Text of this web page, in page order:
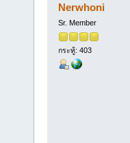
Nerwhoni
Sr. Member
กระทู้: 403